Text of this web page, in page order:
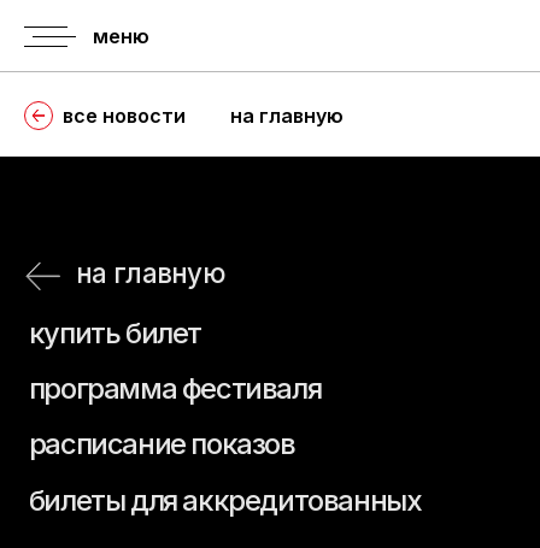
меню
на главную
все новости
аккредитация регламент
правила
билеты для аккредитованных
история
расписание показов
программа фестиваля
расписание пресс-показов